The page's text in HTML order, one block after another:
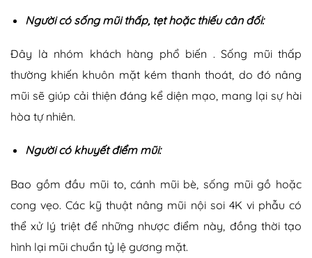
Người có sống mũi thấp, tẹt hoặc thiếu cân đối:
Đây là nhóm khách hàng phổ biến . Sống mũi thấp
thường khiến khuôn mặt kém thanh thoát, do đó nâng
mũi sẽ giúp cải thiện đáng kể diện mạo, mang lại sự hài
hòa tự nhiên.
Người có khuyết điểm mũi:
Bao gồm đầu mũi to, cánh mũi bè, sống mũi gồ hoặc
cong vẹo. Các kỹ thuật nâng mũi nội soi 4K vi phẫu có
thể xử lý triệt để những nhược điểm này, đồng thời tạo
hình lại mũi chuẩn tỷ lệ gương mặt.